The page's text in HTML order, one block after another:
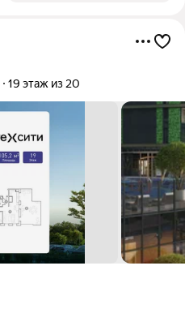
19 этаж из 20